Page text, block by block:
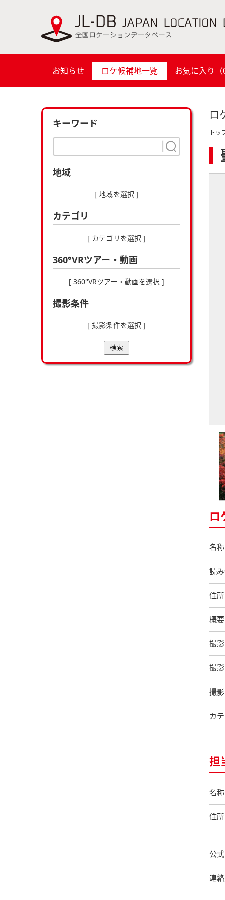
お知らせ ロケ候補地一覧 お気に入り（
キーワード
地域
[ 地域を選択 ]
カテゴリ
[ カテゴリを選択 ]
360°VRツアー・動画
[ 360°VRツアー・動画を選択 ]
撮影条件
[ 撮影条件を選択 ]
検索
ロ
トッ
ロ
名称
読
住所
概要
撮
撮
撮
カ
担
名称
住所
公
連